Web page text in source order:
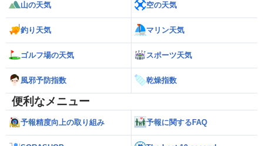
山の天気 空の天気
釣り天気 マリン天気
ゴルフ場の天気 スポーツ天気
風邪予防指数 乾燥指数
便利なメニュー
予報精度向上の取り組み 予報に関するFAQ